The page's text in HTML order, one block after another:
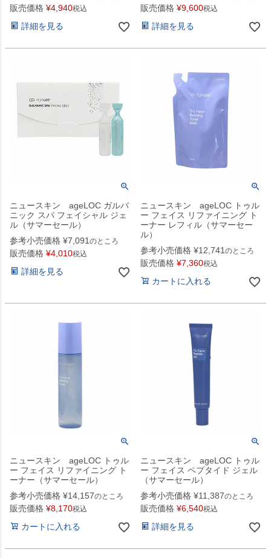
販売価格 ¥4,940税込
詳細を見る
販売価格 ¥9,600税込
詳細を見る
ニュースキン ageLOC ガルバ
ニック スパ フェイシャル ジェ
ル（サマーセール）
参考小売価格 ¥7,091 のところ
販売価格 ¥4,010税込
詳細を見る
ニュースキン ageLOC トゥル
ー フェイス リファイニング ト
ーナー レフィル（サマーセー
ル）
参考小売価格 ¥12,741 のところ
販売価格 ¥7,360税込
カートに入れる
ニュースキン ageLOC トゥル
ー フェイス リファイニング ト
ーナー（サマーセール）
参考小売価格 ¥14,157のところ
販売価格 ¥8,170税込
カートに入れる
ニュースキン ageLOC トゥル
ー フェイス ペプタイド ジェル
（サマーセール）
参考小売価格 ¥11,387のところ
販売価格 ¥6,540税込
詳細を見る